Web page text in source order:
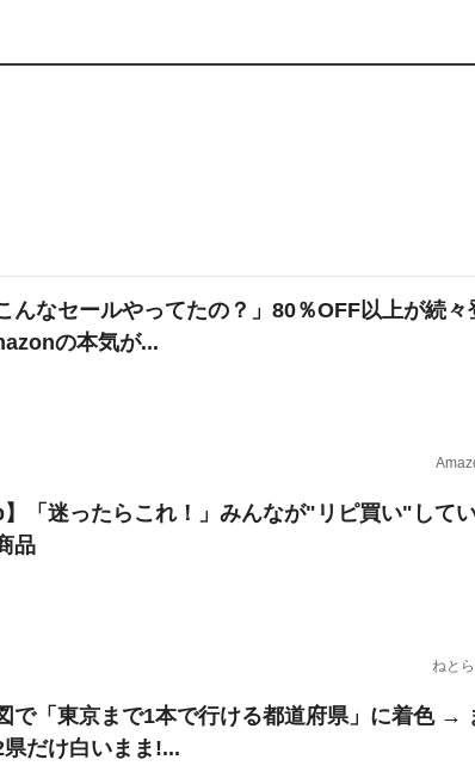
んなセールやってたの？」80％OFF以上が続々
の本気が...
「迷ったらこれ！」みんなが"リピ買い"して
品
ねと
で「東京まで1本で行ける都道府県」に着色 →
だけ白いまま!...